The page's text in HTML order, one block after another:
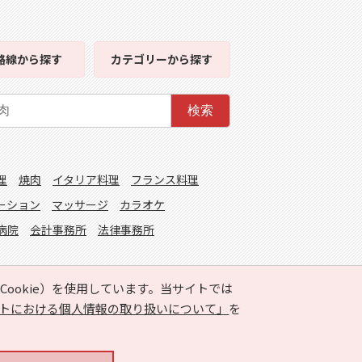
）を使用しています。当サイトでは
における個人情報の取り扱いについて」 を
線から探す カテゴリーから探す
検索
焼肉 イタリア料理
フランス料理
ション マッサージ
カラオケ
院 会計事務所 法律事務所